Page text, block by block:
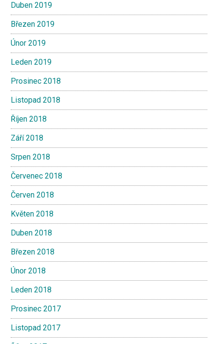
Duben 2019
Březen 2019
Únor 2019
Leden 2019
Prosinec 2018
Listopad 2018
Říjen 2018
Září 2018
Srpen 2018
Červenec 2018
Červen 2018
Květen 2018
Duben 2018
Březen 2018
Únor 2018
Leden 2018
Prosinec 2017
Listopad 2017